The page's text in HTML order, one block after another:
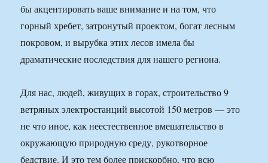
бы акцентировать ваше внимание и на том, что
горный хребет, затронутый проектом, богат лесным
покровом, и вырубка этих лесов имела бы
драматические последствия для нашего региона.
Для нас, людей, живущих в горах, строительство 9
ветряных электростанций высотой 150 метров — это
не что иное, как неестественное вмешательство в
окружающую природную среду, рукотворное
бедствие. И это тем более прискорбно, что всю